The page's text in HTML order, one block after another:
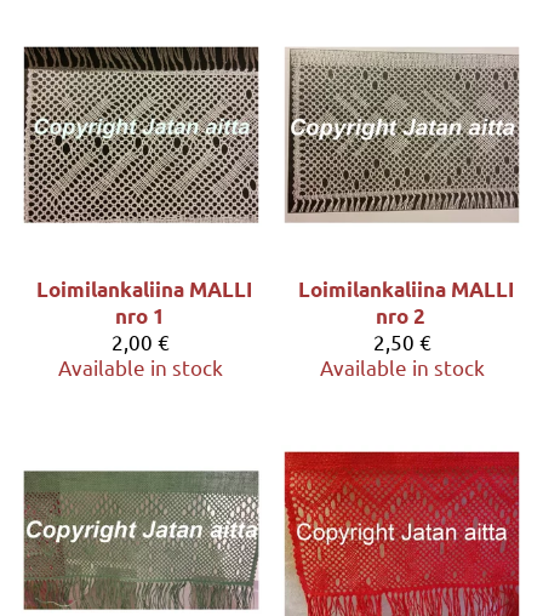
Loimilankaliina MALLI
nro 1
2,00 €
Available in stock
Loimilankaliina MALLI
nro 2
2,50 €
Available in stock